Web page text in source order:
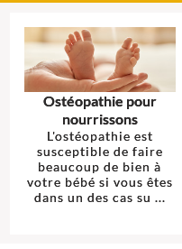
Ostéopathie pour
nourrissons
L'ostéopathie est
susceptible de faire
beaucoup de bien à
votre bébé si vous êtes
dans un des cas su ...